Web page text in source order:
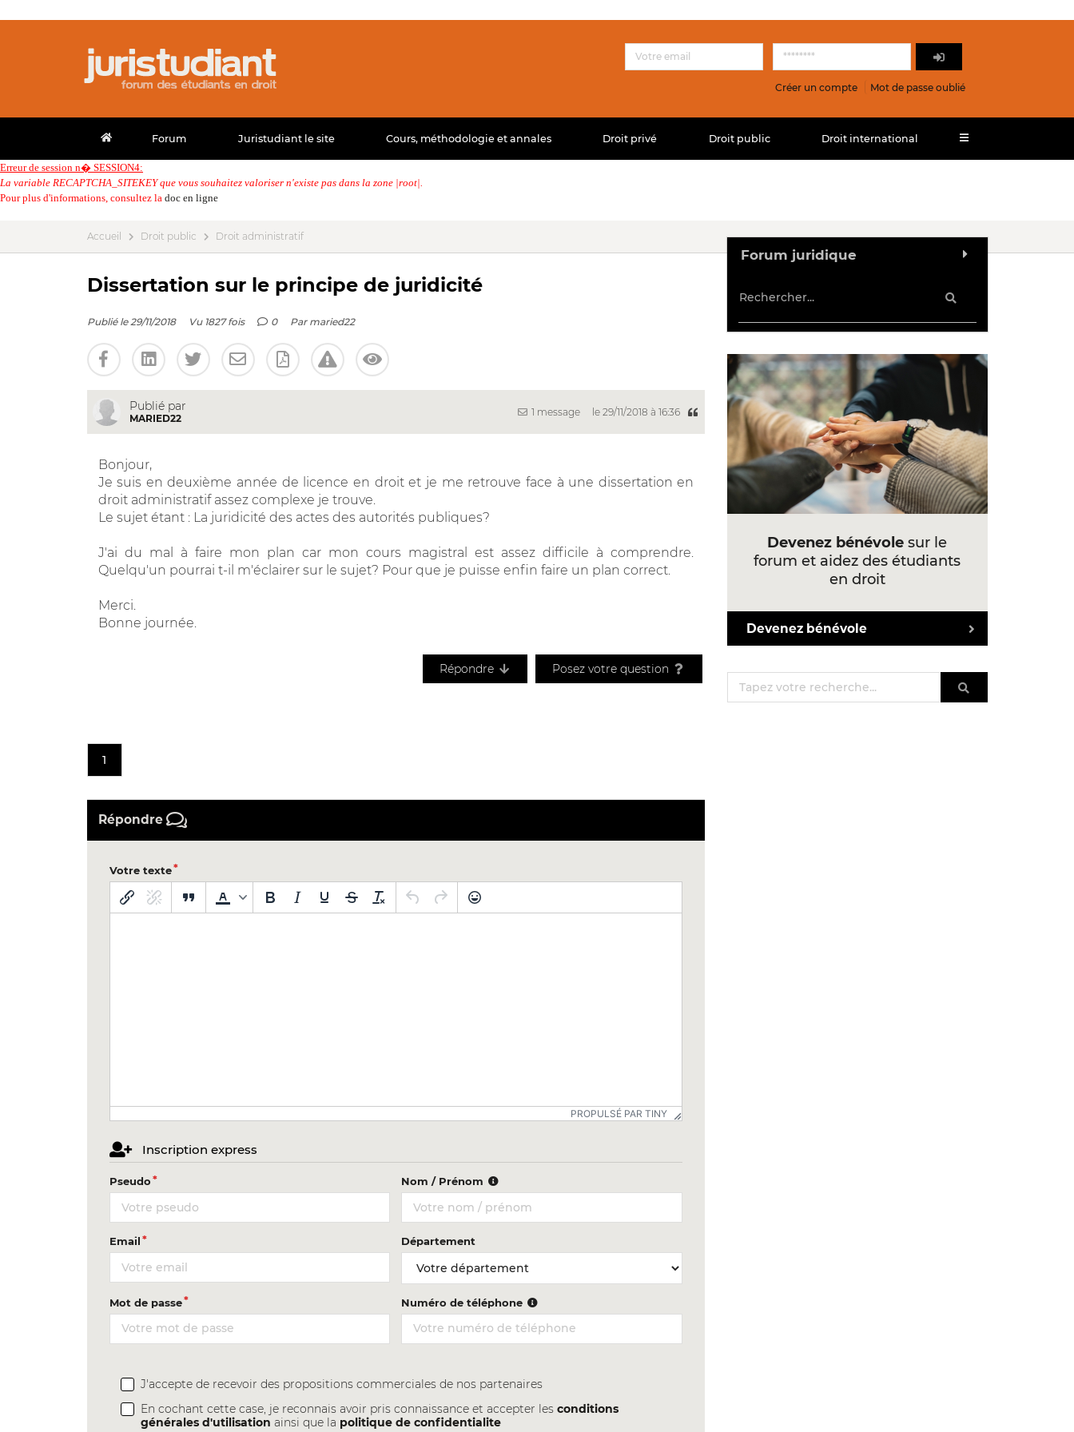
Créer un compte Mot de passe oublié
Forum Juristudiant le site Cours, méthodologie et annales Droit privé Droit public Droit international
Erreur de session n� SESSION4:
La variable RECAPTCHA_SITEKEY que vous souhaitez valoriser n'existe pas dans la zone |root|.
Pour plus d'informations, consultez la doc en ligne
Accueil Droit public Droit administratif
Dissertation sur le principe de juridicité
Publié le 29/11/2018 Vu 1827 fois 0 Par maried22
Publié par
MARIED22
1 message le 29/11/2018 à 16:36
Bonjour,
Je suis en deuxième année de licence en droit et je me retrouve face à une dissertation en
droit administratif assez complexe je trouve.
Le sujet étant : La juridicité des actes des autorités publiques?
J'ai du mal à faire mon plan car mon cours magistral est assez difficile à comprendre.
Quelqu'un pourrai t-il m'éclairer sur le sujet? Pour que je puisse enfin faire un plan correct.
Merci.
Bonne journée.
Répondre Posez votre question
1
Répondre
Votre texte
PROPULSÉ PAR TINY
Inscription express
Pseudo Nom / Prénom
Email Département
Mot de passe Numéro de téléphone
J'accepte de recevoir des propositions commerciales de nos partenaires
En cochant cette case, je reconnais avoir pris connaissance et accepter lesconditions
générales d'utilisation ainsi que la politique de confidentialite
Forum juridique
Devenez bénévole sur le
forum et aidez des étudiants
en droit
Devenez bénévole